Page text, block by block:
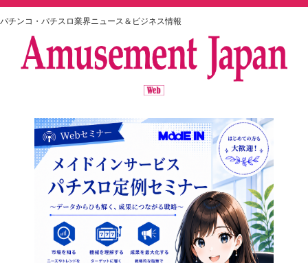
パチンコ・パチスロ業界ニュース＆ビジネス情報